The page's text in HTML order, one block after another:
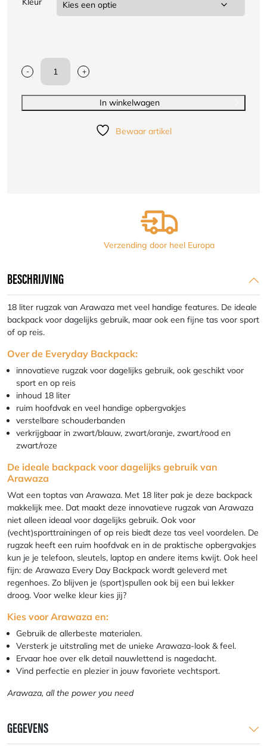
-
Arawaza
backpack
+
In winkelwagen
Bewaar artikel
Verzending door heel Europa
BESCHRIJVING
18 liter rugzak van Arawaza met veel handige features. De ideale
backpack voor dagelijks gebruik, maar ook een fijne tas voor sport
of op reis.
Over de Everyday Backpack:
innovatieve rugzak voor dagelijks gebruik, ook geschikt voor
sport en op reis
inhoud 18 liter
ruim hoofdvak en veel handige opbergvakjes
verstelbare schouderbanden
verkrijgbaar in zwart/blauw, zwart/oranje, zwart/rood en
zwart/roze
De ideale backpack voor dagelijks gebruik van
Arawaza
Wat een toptas van Arawaza. Met 18 liter pak je deze backpack
makkelijk mee. Dat maakt deze innovatieve rugzak van Arawaza
niet alleen ideaal voor dagelijks gebruik. Ook voor
(vecht)sporttrainingen of op reis biedt deze tas veel voordelen. De
rugzak heeft een ruim hoofdvak en in de praktische opbergvakjes
kun je je telefoon, sleutels, laptop en andere items kwijt. Ook heel
fijn: de Arawaza Every Day Backpack wordt geleverd met
regenhoes. Zo blijven je (sport)spullen ook bij een bui lekker
droog. Voor welke kleur kies jij?
Kies voor Arawaza en:
Gebruik de allerbeste materialen.
Versterk je uitstraling met de unieke Arawaza-look & feel.
Ervaar hoe over elk detail nauwlettend is nagedacht.
Vind perfectie en plezier in jouw favoriete vechtsport.
Arawaza, all the power you need
GEGEVENS